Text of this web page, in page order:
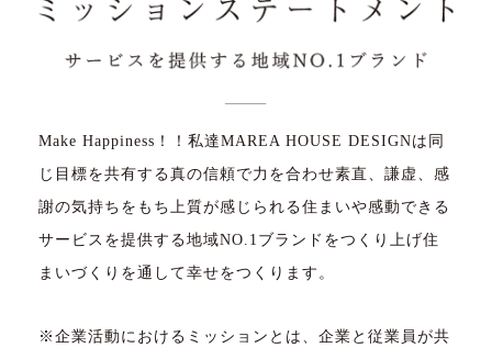
Make Happiness！！私達MAREA HOUSE DESIGNは同
じ目標を共有する真の信頼で力を合わせ素直、謙虚、感
謝の気持ちをもち上質が感じられる住まいや感動できる
サービスを提供する地域NO.1ブランドをつくり上げ住
まいづくりを通して幸せをつくります。
※企業活動におけるミッションとは、企業と従業員が共